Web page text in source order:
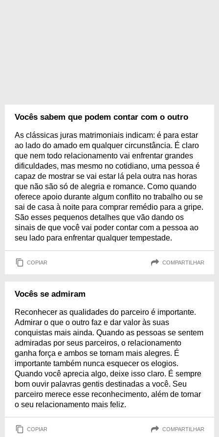
Vocês sabem que podem contar com o outro
As clássicas juras matrimoniais indicam: é para estar
ao lado do amado em qualquer circunstância. É claro
que nem todo relacionamento vai enfrentar grandes
dificuldades, mas mesmo no cotidiano, uma pessoa é
capaz de mostrar se vai estar lá pela outra nas horas
que não são só de alegria e romance. Como quando
oferece apoio durante algum conflito no trabalho ou se
sai de casa à noite para comprar remédio para a gripe.
São esses pequenos detalhes que vão dando os
sinais de que você vai poder contar com a pessoa ao
seu lado para enfrentar qualquer tempestade.
COPIAR COMPARTILHAR
Vocês se admiram
Reconhecer as qualidades do parceiro é importante.
Admirar o que o outro faz e dar valor às suas
conquistas mais ainda. Quando as pessoas se sentem
admiradas por seus parceiros, o relacionamento
ganha força e ambos se tornam mais alegres. É
importante também nunca esquecer os elogios.
Quando você aprecia algo, deixe isso claro. É sempre
bom ouvir palavras gentis destinadas a você. Seu
parceiro merece esse reconhecimento, além de tornar
o seu relacionamento mais feliz.
COPIAR COMPARTILHAR